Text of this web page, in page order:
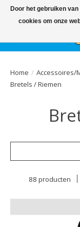
HetGEHELE jaar,
Ballonnen |
Home / Accessoires/
Bretels / Riemen
88 producten
Door het gebruiken
cookies om onze